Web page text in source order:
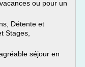
ou pour un
Détente et
Stages,
séjour en